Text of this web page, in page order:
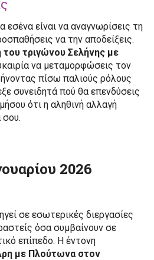
εσένα είναι να αναγνωρίσεις τη
να την αποδείξεις.
του τριγώνου Σελήνης με
να μεταμορφώσεις τον
πίσω παλιούς ρόλους
συνειδητά πού θα επενδύσεις
ότι η αληθινή αλλαγή
2026
σε εσωτερικές διεργασίες
όσα συμβαίνουν σε
επίπεδο. Η έντονη
με Πλούτωνα στον